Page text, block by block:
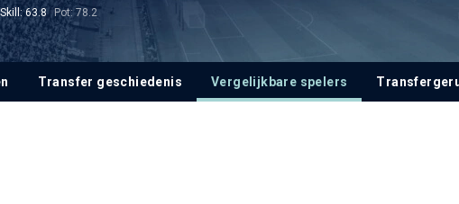
Skill: 63.8 Pot: 78.2
Transfer geschiedenis Vergelijkbare spelers